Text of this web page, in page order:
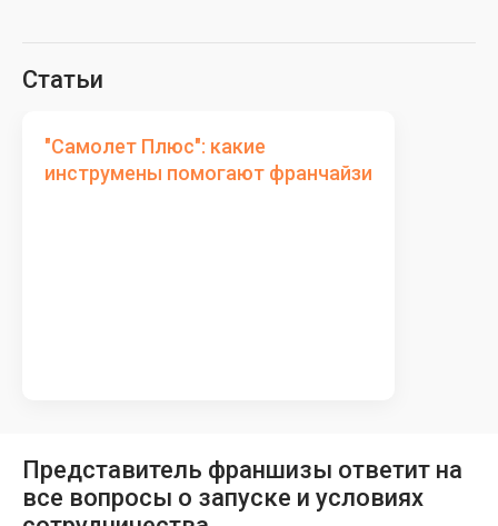
Статьи
"Самолет Плюс": какие
инструмены помогают франчайзи
Представитель франшизы ответит на
все вопросы о запуске и условиях